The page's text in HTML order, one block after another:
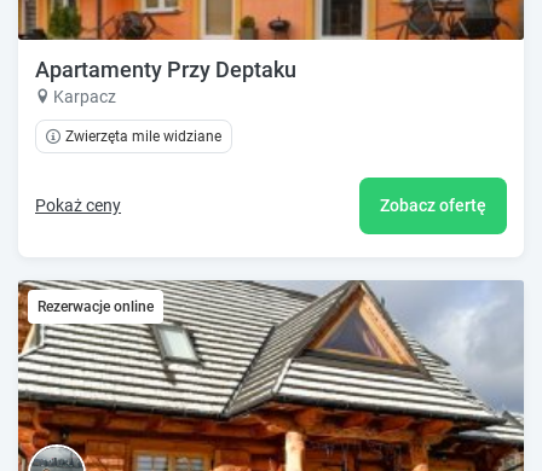
Apartamenty Przy Deptaku
Karpacz
Zwierzęta mile widziane
Pokaż ceny Zobacz ofertę
Rezerwacje online